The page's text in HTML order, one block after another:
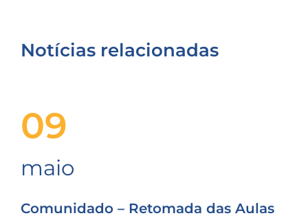
Notícias relacionadas
09
maio
Comunidado – Retomada das Aulas